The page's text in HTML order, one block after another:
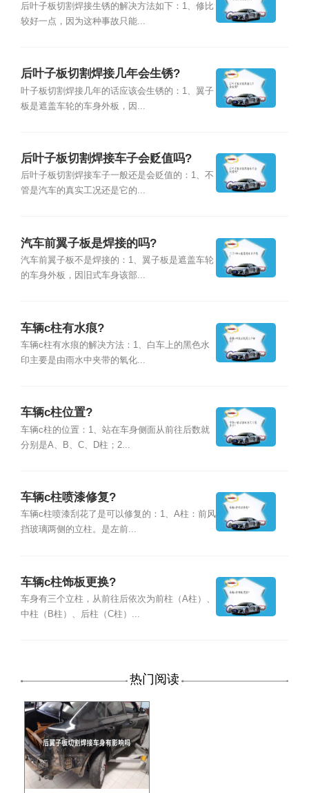
后叶子板切割焊接生锈的解决方法如下：1、修比
较好一点，因为这种事故只能...
后叶子板切割焊接几年会生锈?
叶子板切割焊接几年的话应该会生锈的：1、翼子
板是遮盖车轮的车身外板，因...
后叶子板切割焊接车子会贬值吗?
后叶子板切割焊接车子一般还是会贬值的：1、不
管是汽车的真实工况还是它的...
汽车前翼子板是焊接的吗?
汽车前翼子板不是焊接的：1、翼子板是遮盖车轮
的车身外板，因旧式车身该部...
车辆c柱有水痕?
车辆c柱有水痕的解决方法：1、白车上的黑色水
印主要是由雨水中夹带的氧化...
车辆c柱位置?
车辆c柱的位置：1、站在车身侧面从前往后数就
分别是A、B、C、D柱；2...
车辆c柱喷漆修复?
车辆c柱喷漆刮花了是可以修复的：1、A柱：前风
挡玻璃两侧的立柱。是左前...
车辆c柱饰板更换?
车身有三个立柱，从前往后依次为前柱（A柱）、
中柱（B柱）、后柱（C柱）...
热门阅读